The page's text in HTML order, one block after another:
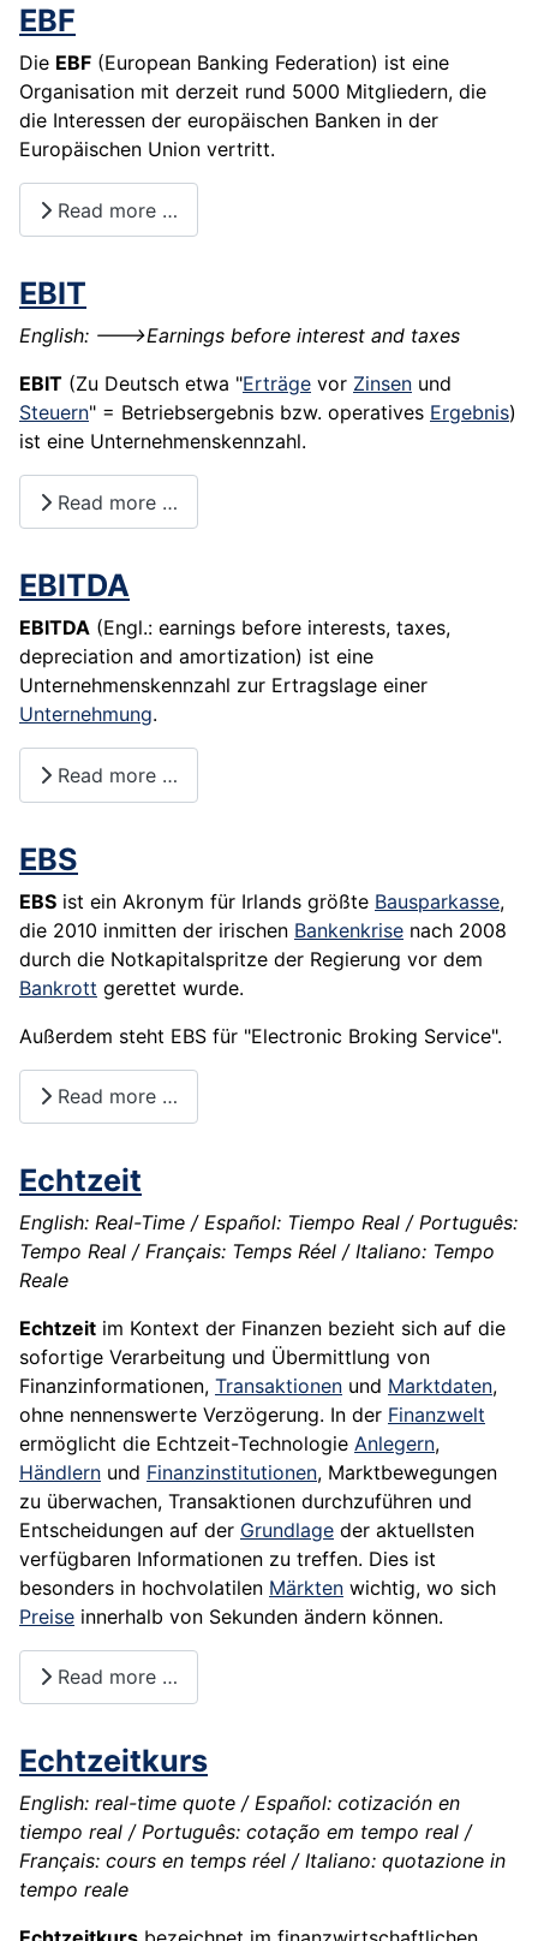
EBF
Die EBF (European Banking Federation) ist eine
Organisation mit derzeit rund 5000 Mitgliedern, die
die Interessen der europäischen Banken in der
Europäischen Union vertritt.
Read more …
EBIT
English: --->Earnings before interest and taxes
EBIT (Zu Deutsch etwa "Erträge vor Zinsen und
Steuern" = Betriebsergebnis bzw. operatives Ergebnis)
ist eine Unternehmenskennzahl.
Read more …
EBITDA
EBITDA (Engl.: earnings before interests, taxes,
depreciation and amortization) ist eine
Unternehmenskennzahl zur Ertragslage einer
Unternehmung.
Read more …
EBS
EBS ist ein Akronym für Irlands größte Bausparkasse,
die 2010 inmitten der irischen Bankenkrise nach 2008
durch die Notkapitalspritze der Regierung vor dem
Bankrott gerettet wurde.
Außerdem steht EBS für "Electronic Broking Service".
Read more …
Echtzeit
English: Real-Time / Español: Tiempo Real / Português:
Tempo Real / Français: Temps Réel / Italiano: Tempo
Reale
Echtzeit im Kontext der Finanzen bezieht sich auf die
sofortige Verarbeitung und Übermittlung von
Finanzinformationen, Transaktionen und Marktdaten,
ohne nennenswerte Verzögerung. In der Finanzwelt
ermöglicht die Echtzeit-Technologie Anlegern,
Händlern und Finanzinstitutionen, Marktbewegungen
zu überwachen, Transaktionen durchzuführen und
Entscheidungen auf der Grundlage der aktuellsten
verfügbaren Informationen zu treffen. Dies ist
besonders in hochvolatilen Märkten wichtig, wo sich
Preise innerhalb von Sekunden ändern können.
Read more …
Echtzeitkurs
English: real-time quote / Español: cotización en
tiempo real / Português: cotação em tempo real /
Français: cours en temps réel / Italiano: quotazione in
tempo reale